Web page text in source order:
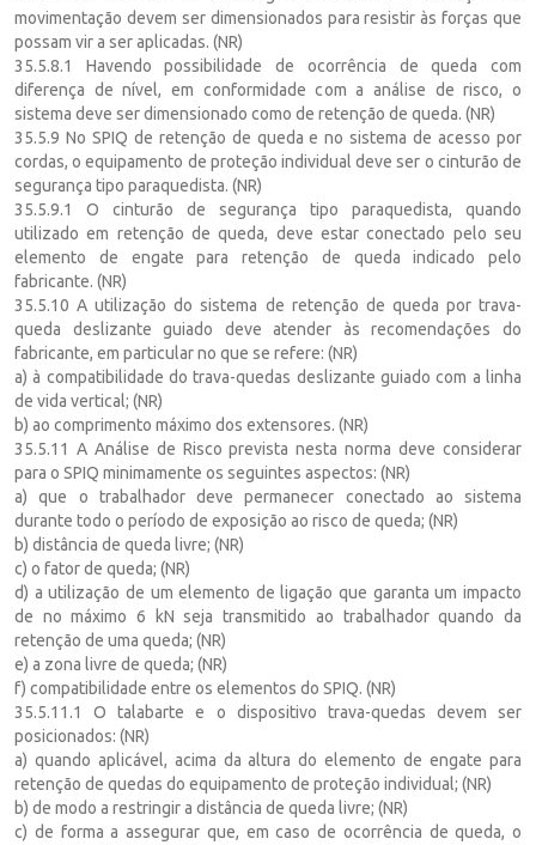
movimentação devem ser dimensionados para resistir às forças que
possam vir a ser aplicadas. (NR)
35.5.8.1 Havendo possibilidade de ocorrência de queda com
diferença de nível, em conformidade com a análise de risco, o
sistema deve ser dimensionado como de retenção de queda. (NR)
35.5.9 No SPIQ de retenção de queda e no sistema de acesso por
cordas, o equipamento de proteção individual deve ser o cinturão de
segurança tipo paraquedista. (NR)
35.5.9.1 O cinturão de segurança tipo paraquedista, quando
utilizado em retenção de queda, deve estar conectado pelo seu
elemento de engate para retenção de queda indicado pelo
fabricante. (NR)
35.5.10 A utilização do sistema de retenção de queda por trava-
queda deslizante guiado deve atender às recomendações do
fabricante, em particular no que se refere: (NR)
a) à compatibilidade do trava-quedas deslizante guiado com a linha
de vida vertical; (NR)
b) ao comprimento máximo dos extensores. (NR)
35.5.11 A Análise de Risco prevista nesta norma deve considerar
para o SPIQ minimamente os seguintes aspectos: (NR)
a) que o trabalhador deve permanecer conectado ao sistema
durante todo o período de exposição ao risco de queda; (NR)
b) distância de queda livre; (NR)
c) o fator de queda; (NR)
d) a utilização de um elemento de ligação que garanta um impacto
de no máximo 6 kN seja transmitido ao trabalhador quando da
retenção de uma queda; (NR)
e) a zona livre de queda; (NR)
f) compatibilidade entre os elementos do SPIQ. (NR)
35.5.11.1 O talabarte e o dispositivo trava-quedas devem ser
posicionados: (NR)
a) quando aplicável, acima da altura do elemento de engate para
retenção de quedas do equipamento de proteção individual; (NR)
b) de modo a restringir a distância de queda livre; (NR)
c) de forma a assegurar que, em caso de ocorrência de queda, o